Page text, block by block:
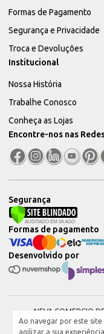
Ao navegar por este site
agilizar a sua
Formas de Pagamento
Segurança e Privacidade
Troca e Devoluções
Institucional
Nossa História
Trabalhe Conosco
Conheça as Lojas
Encontre-nos nas
Segurança
Desenvolvido por
Formas de pagamento
NEVA COMERCIO
51604544000101